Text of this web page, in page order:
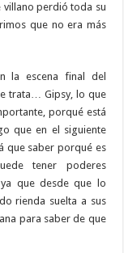
villano perdió toda su
que no era más
la escena final del
trata… Gipsy, lo que
porqué está
que en el siguiente
que saber porqué es
tener poderes
que desde que lo
rienda suelta a sus
para saber de que